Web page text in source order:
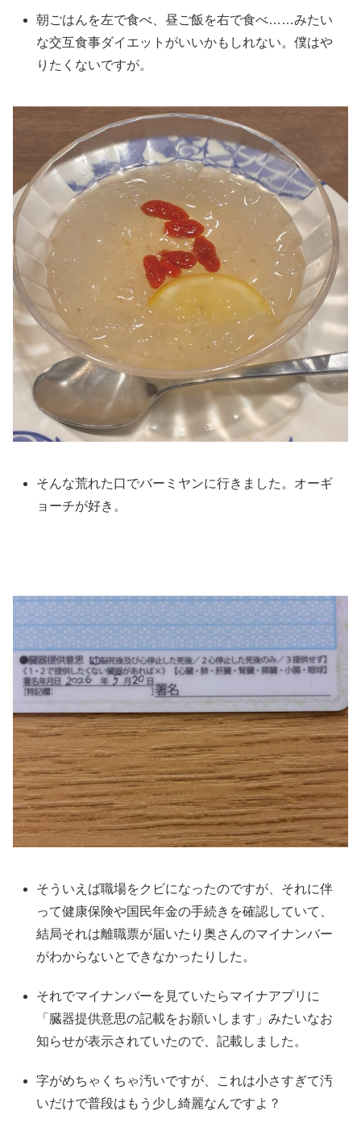
朝ごはんを左で食べ、昼ご飯を右で食べ……みたい
な交互食事ダイエットがいいかもしれない。僕はや
りたくないですが。
そんな荒れた口でバーミヤンに行きました。オーギ
ョーチが好き。
そういえば職場をクビになったのですが、それに伴
って健康保険や国民年金の手続きを確認していて、
結局それは離職票が届いたり奥さんのマイナンバー
がわからないとできなかったりした。
それでマイナンバーを見ていたらマイナアプリに
「臓器提供意思の記載をお願いします」みたいなお
知らせが表示されていたので、記載しました。
字がめちゃくちゃ汚いですが、これは小さすぎて汚
いだけで普段はもう少し綺麗なんですよ？